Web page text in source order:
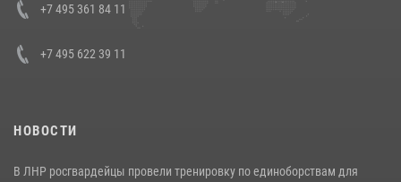
Кавказском федеральном округе Виталием Кузнецовым
+7 495 361 84 11
+7 495 622 39 11
НОВОСТИ
В ЛНР росгвардейцы провели тренировку по единоборствам для